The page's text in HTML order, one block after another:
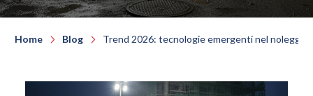
Home Blog Trend 2026: tecnologie emergenti nel